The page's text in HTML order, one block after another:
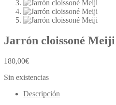
Jarrón cloissoné Meiji
180,00€
Sin existencias
Descripción